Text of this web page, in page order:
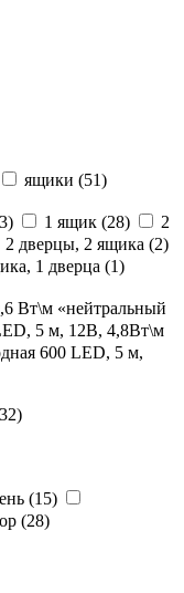
ящики (51)
3) 1 ящик (28)
2
2 дверцы, 2 ящика (2)
1 дверца (1)
Вт\м «нейтральный
5 м, 12В, 4,8Вт\м
600 LED, 5 м,
32)
(15)
(28)